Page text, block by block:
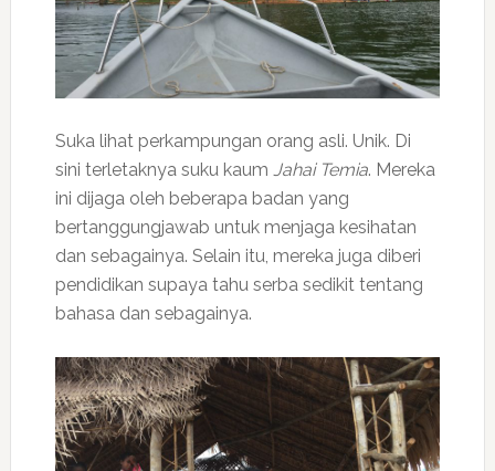
Suka lihat perkampungan orang asli. Unik. Di
sini terletaknya suku kaum Jahai Temia. Mereka
ini dijaga oleh beberapa badan yang
bertanggungjawab untuk menjaga kesihatan
dan sebagainya. Selain itu, mereka juga diberi
pendidikan supaya tahu serba sedikit tentang
bahasa dan sebagainya.